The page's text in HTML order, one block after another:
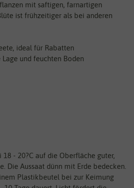
mit saftigen, farnartigen
ist frühzeitiger als bei anderen
ideal für Rabatten
und feuchten Boden
- 20?C auf die Oberfläche guter,
Die Aussaat dünn mit Erde bedecken.
Plastikbeutel bei zur Keimung